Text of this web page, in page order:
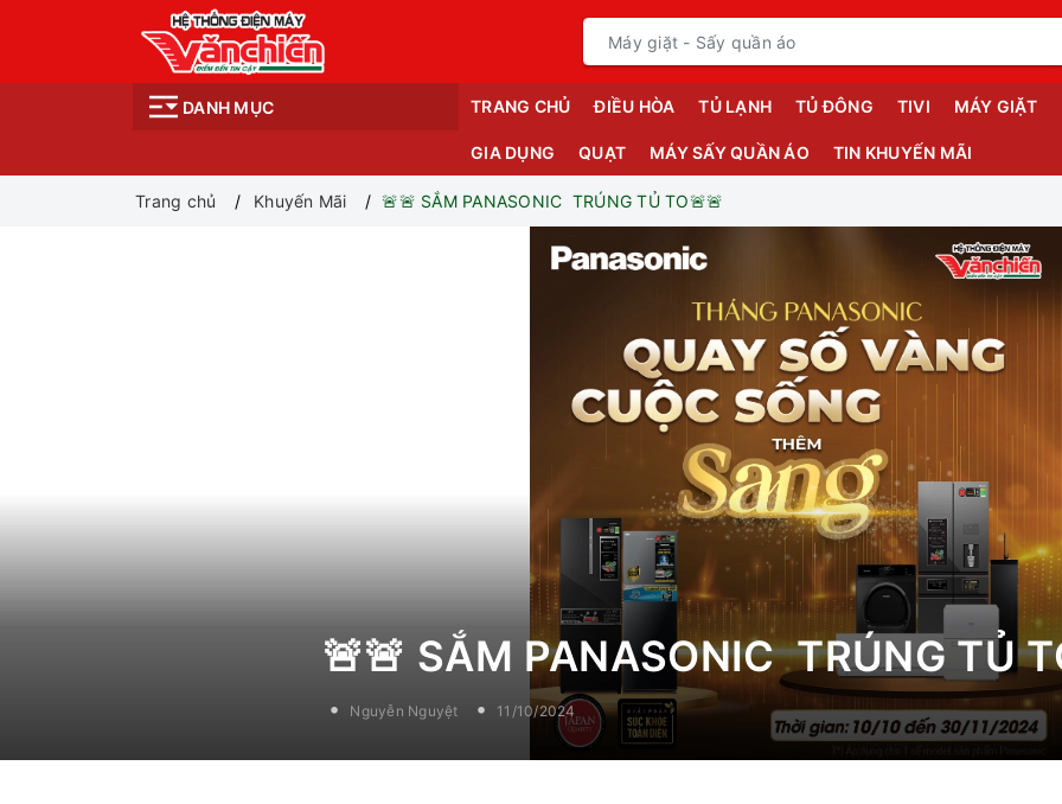
DANH MỤC TRANG CHỦ ĐIỀU HÒA TỦ LẠNH TỦ ĐÔNG TIVI MÁY GIẶT
GIA DỤNG QUẠT MÁY SẤY QUẦN ÁO TIN KHUYẾN MÃI
Trang chủ Khuyến Mãi 🚨🚨 SẮM PANASONIC TRÚNG TỦ TO🚨🚨
🚨🚨 SẮM PANASONIC TRÚNG TỦ
Nguyễn Nguyệt 11/10/2024